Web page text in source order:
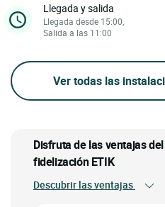
Llegada y salida
Llegada desde 15:00,
Salida a las 11:00
Ver todas las
Disfruta de las ventajas
fidelización ETIK
Descubrir las ventajas